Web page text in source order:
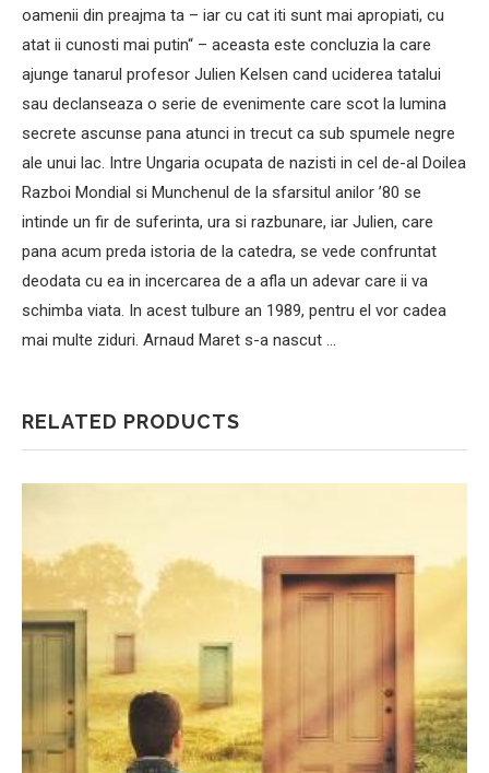
oamenii din preajma ta – iar cu cat iti sunt mai apropiati, cu
atat ii cunosti mai putin“ – aceasta este concluzia la care
ajunge tanarul profesor Julien Kelsen cand uciderea tatalui
sau declanseaza o serie de evenimente care scot la lumina
secrete ascunse pana atunci in trecut ca sub spumele negre
ale unui lac. Intre Ungaria ocupata de nazisti in cel de-al Doilea
Razboi Mondial si Munchenul de la sfarsitul anilor ’80 se
intinde un fir de suferinta, ura si razbunare, iar Julien, care
pana acum preda istoria de la catedra, se vede confruntat
deodata cu ea in incercarea de a afla un adevar care ii va
schimba viata. In acest tulbure an 1989, pentru el vor cadea
mai multe ziduri. Arnaud Maret s-a nascut …
RELATED PRODUCTS